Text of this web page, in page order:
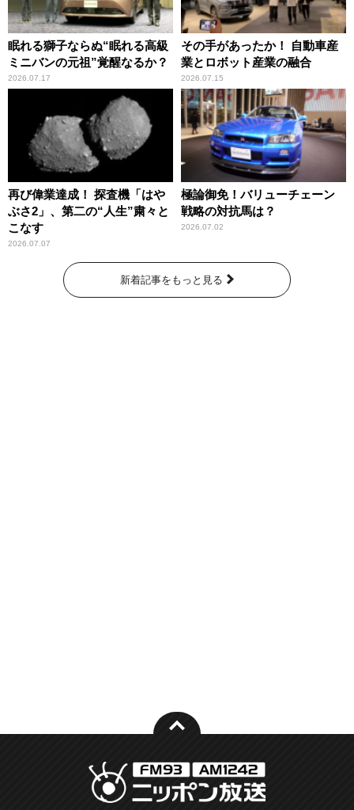
眠れる獅子ならぬ“眠れる高級
ミニバンの元祖”覚醒なるか？
2026.07.17
その手があったか！ 自動車産
業とロボット産業の融合
2026.07.15
再び偉業達成！ 探査機「はや
ぶさ2」、第二の“人生”粛々と
こなす
2026.07.07
極論御免！バリューチェーン
戦略の対抗馬は？
2026.07.02
新着記事をもっと見る